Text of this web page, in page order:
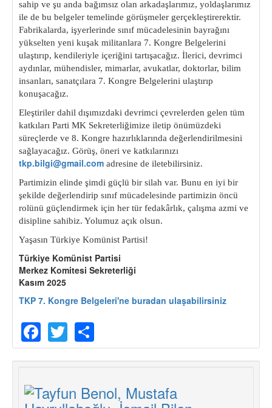
sahip ve şu anda bağımsız olan arkadaşlarımız, yoldaşlarımız
ile de bu belgeler temelinde görüşmeler gerçekleştirerektir.
Fabrikalarda, işyerlerinde sınıf mücadelesinin bayrağını
yükselten yeni kuşak militanlara 7. Kongre Belgelerini
ulaştırıp, kendileriyle içeriğini tartışacağız. İlerici, devrimci
aydınlar, mühendisler, mimarlar, avukatlar, doktorlar, bilim
insanları, sanatçılara 7. Kongre Belgelerini ulaştırıp
konuşacağız.
Eleştiriler dahil dışımızdaki devrimci çevrelerden gelen tüm
katkıları Parti MK Sekreterliğimize iletip önümüzdeki
süreçlerde ve 8. Kongre hazırlıklarında değerlendirilmesini
sağlayacağız. Görüş, öneri ve katkılarınızı
tkp.bilgi@gmail.com adresine de iletebilirsiniz.
Partimizin elinde şimdi güçlü bir silah var. Bunu en iyi bir
şekilde değerlendirip sınıf mücadelesinde partimizin öncü
rolünü güçlendirmek için her tür fedakârlık, çalışma azmi ve
disipline sahibiz. Yolumuz açık olsun.
Yaşasın Türkiye Komünist Partisi!
Türkiye Komünist Partisi
Merkez Komitesi Sekreterliği
Kasım 2025
TKP 7. Kongre Belgeleri'ne buradan ulaşabilirsiniz
Facebook
Twitter